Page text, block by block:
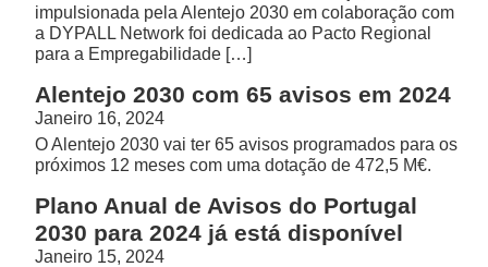
impulsionada pela Alentejo 2030 em colaboração com
a DYPALL Network foi dedicada ao Pacto Regional
para a Empregabilidade […]
Alentejo 2030 com 65 avisos em 2024
Janeiro 16, 2024
O Alentejo 2030 vai ter 65 avisos programados para os
próximos 12 meses com uma dotação de 472,5 M€.
Plano Anual de Avisos do Portugal
2030 para 2024 já está disponível
Janeiro 15, 2024